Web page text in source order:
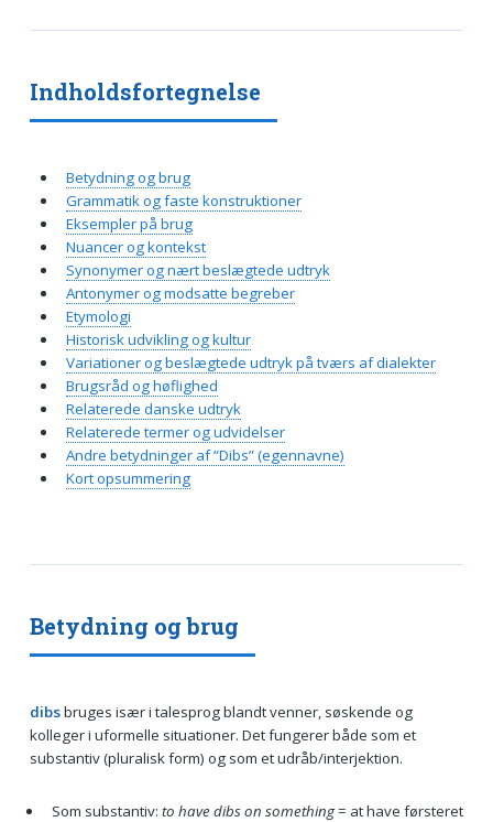
Betydning og brug
dibsbruges især i talesprog blandt venner, søskende og
kolleger i uformelle situationer. Det fungerer både som et
substantiv (pluralisk form) og som et udråb/interjektion.
Som substantiv: to have dibs on something= at have førsteret
Indholdsfortegnelse
Betydning og brug
Grammatik og faste konstruktioner
Eksempler på brug
Nuancer og kontekst
Synonymer og nært beslægtede udtryk
Antonymer og modsatte begreber
Etymologi
Historisk udvikling og kultur
Variationer og beslægtede udtryk på tværs af dialekter
Brugsråd og høflighed
Relaterede danske udtryk
Relaterede termer og udvidelser
Andre betydninger af “Dibs” (egennavne)
Kort opsummering